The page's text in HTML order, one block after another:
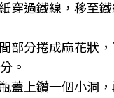
穿過鐵線，移至
部分捲成麻花狀
。
蓋上鑽一個小洞